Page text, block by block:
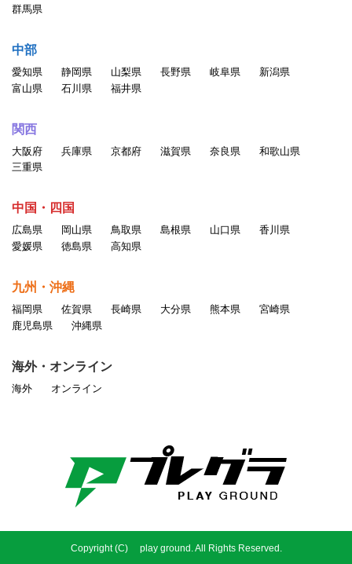
群馬県
中部
愛知県 静岡県 山梨県 長野県 岐阜県
新潟県
富山県
石川県 福井県
関西
大阪府 兵庫県 京都府 滋賀県 奈良県
和歌山県
三重県
中国・四国
広島県 岡山県 鳥取県 島根県 山口県
香川県
愛媛県
徳島県 高知県
九州・沖縄
福岡県 佐賀県 長崎県 大分県 熊本県
宮崎県
鹿児島県
沖縄県
海外・オンライン
海外 オンライン
Copyright (C) play ground. All Rights Reserved.